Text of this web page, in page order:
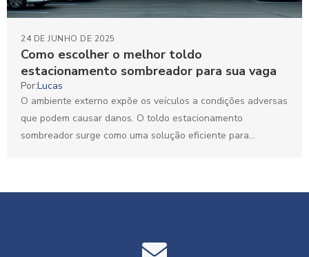
Como escolher o melhor toldo
estacionamento sombreador para sua vaga
24 DE JUNHO DE 2025
Por:Lucas
O ambiente externo expõe os veículos a condições adversas
que podem causar danos. O toldo estacionamento
sombreador surge como uma solução eficiente para